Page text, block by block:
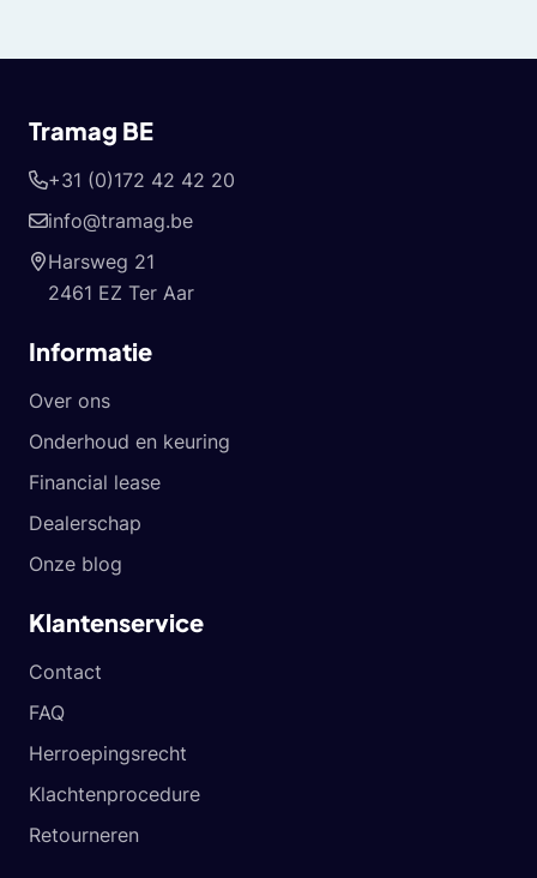
Tramag BE
+31 (0)172 42 42 20
info@tramag.be
Harsweg 21
2461 EZ Ter Aar
Informatie
Over ons
Onderhoud en keuring
Financial lease
Dealerschap
Onze blog
Klantenservice
Contact
FAQ
Herroepingsrecht
Klachtenprocedure
Retourneren